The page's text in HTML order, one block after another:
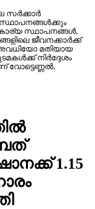
സര്‍ക്കാര്‍
സ്ഥാപനങ്ങള്‍,
ജീവനക്കാര്‍ക്ക്
മതിയായ
നിര്‍ദ്ദേശം
വോട്ടെണ്ണല്‍.
1.15